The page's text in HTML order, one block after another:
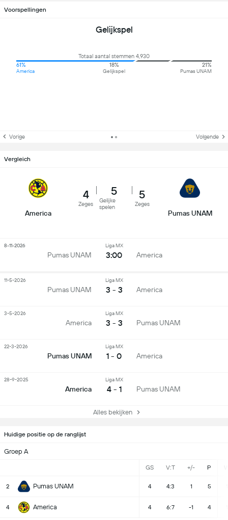
Huidige positie op de ranglijst
Groep A
GS V:T +/- P
2 Pumas UNAM 4 4:3 1 5
4 America 4 6:7 -1 4
Voorspellingen
Gelijkspel
Totaal aantal stemmen 4,930
61%
America
18%
Gelijkspel
21%
Pumas UNAM
Vorige Volgende
Vergleich
America
4
Zeges
5
Gelijke
spelen
5
Zeges
Pumas UNAM
Pumas UNAM
Liga MX
3:00 America
8-11-2026
Pumas UNAM
Liga MX
3 - 3 America
11-5-2026
America
Liga MX
3 - 3 Pumas UNAM
3-5-2026
Pumas UNAM
Liga MX
1 - 0 America
22-3-2026
America
Liga MX
4 - 1 Pumas UNAM
28-9-2025
Alles bekijken